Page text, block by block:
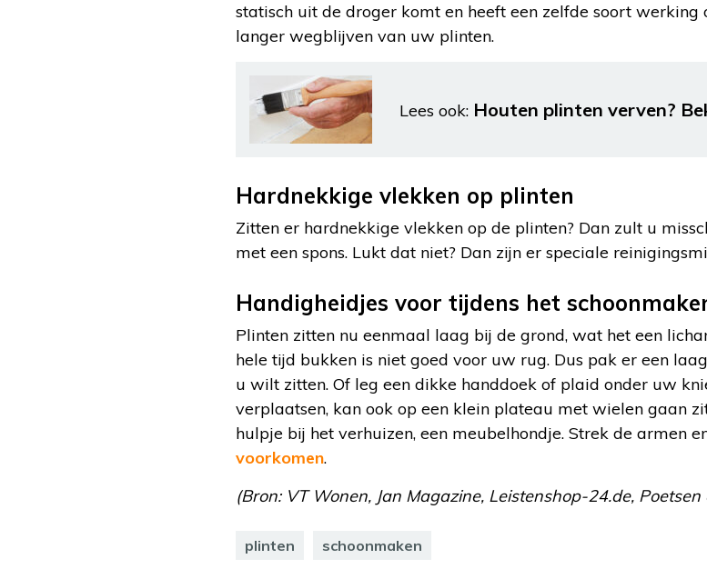
statisch uit de droger komt en heeft een zelfde soort werking
langer wegblijven van uw plinten.
Lees ook: Houten plinten verven?
Hardnekkige vlekken op plinten
Zitten er hardnekkige vlekken op de plinten? Dan zult u
met een spons. Lukt dat niet? Dan zijn er speciale
Handigheidjes voor tijdens het
Plinten zitten nu eenmaal laag bij de grond, wat het een
hele tijd bukken is niet goed voor uw rug. Dus pak er een
u wilt zitten. Of leg een dikke handdoek of plaid onder uw
verplaatsen, kan ook op een klein plateau met wielen gaan
hulpje bij het verhuizen, een meubelhondje. Strek de armen
voorkomen.
(Bron: VT Wonen, Jan Magazine, Leistenshop-24.de, Poetsen
plinten schoonmaken